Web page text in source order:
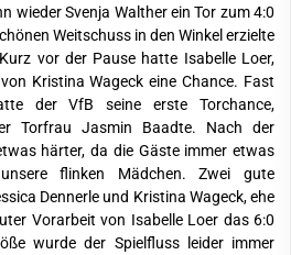
wieder Svenja Walther ein Tor zum 4:0
Weitschuss in den Winkel erzielte
vor der Pause hatte Isabelle Loer,
Kristina Wageck eine Chance. Fast
der VfB seine erste Torchance,
Torfrau Jasmin Baadte. Nach der
härter, da die Gäste immer etwas
flinken Mädchen. Zwei gute
Dennerle und Kristina Wageck, ehe
Vorarbeit von Isabelle Loer das 6:0
wurde der Spielfluss leider immer